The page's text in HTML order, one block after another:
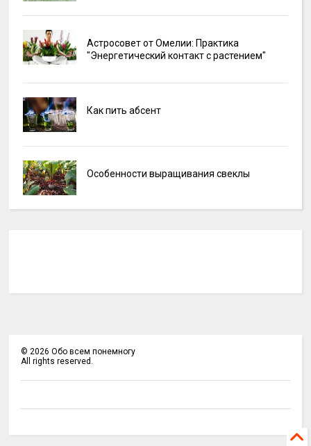
Астросовет от Омелии: Практика
"Энергетический контакт с растением"
Как пить абсент
Особенности выращивания свеклы
©2026 Обо всем понемногу
All rights reserved.